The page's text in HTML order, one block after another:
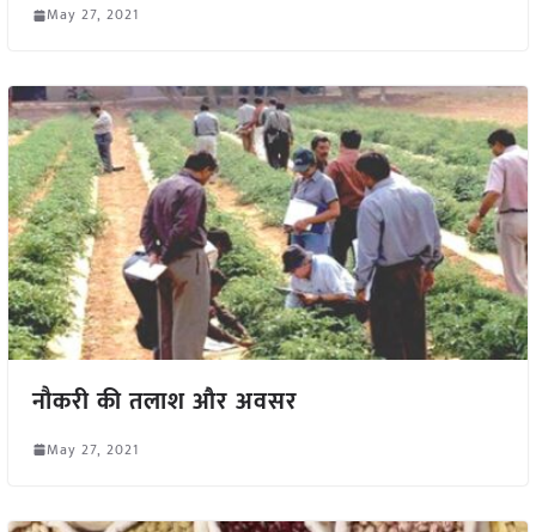
May 27, 2021
नौकरी की तलाश और अवसर
May 27, 2021